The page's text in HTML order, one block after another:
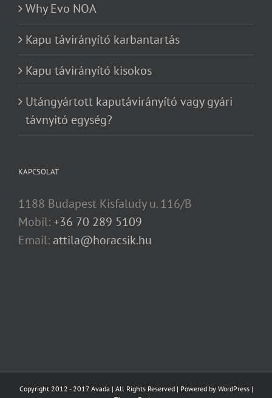
Why Evo NOA
Kapu távirányító karbantartás
Kapu távirányító kisokos
Utángyártott kaputávirányító vagy gyári
távnyitó egység?
KAPCSOLAT
1188 Budapest Kisfaludy u. 116/B
Mobil:+36 70 289 5109
Email: attila@horacsik.hu
Copyright 2012 - 2017 Avada | All Rights Reserved | Powered by WordPress|